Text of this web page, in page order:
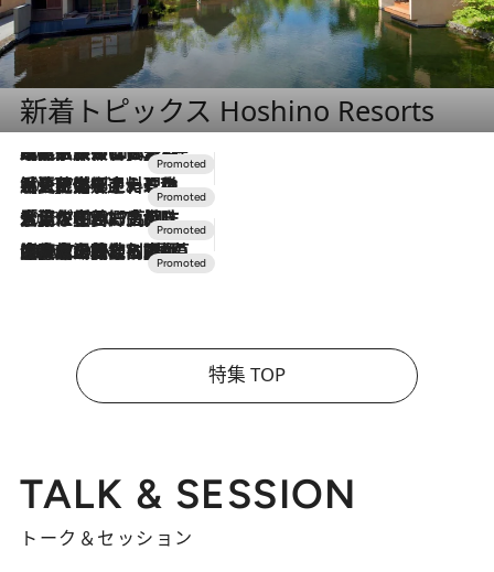
新着トピックス Hoshino Resorts
2026.7.31
【ホテル帰省】という選択肢をOMOが提案。家族とほどよい距離を保つには「昼は実家、夜は気兼ねなくホテルで！」
2026.7.24
【夏限定ディナーコース】旬を迎える稚鮎や花ズッキーニなどをイタリア・トスカーナの郷土料理の手法で満喫！
2026.7.17
「土佐和ハーブかき氷」がOMO7高知に登場！生姜、山椒、大葉など目にも舌にも涼を呼ぶ郷土の味
2026.7.10
NEW OPEN！【界 草津】名湯の地に誕生。趣の異なる2種の温泉と上州ならではの会席・蕎麦割烹など美食を味わう究極の癒やし旅
特集 TOP
TALK & SESSION
トーク＆セッション